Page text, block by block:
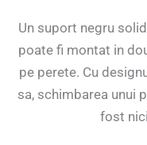
Un suport negru
poate fi montat in
pe perete. Cu
sa, schimbarea unui
fost